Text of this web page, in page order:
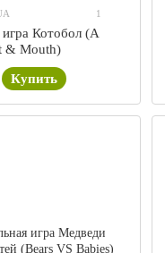
1
Котобол (A
& Mouth)
Купить